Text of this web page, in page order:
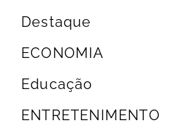
Destaque
ECONOMIA
Educação
ENTRETENIMENTO